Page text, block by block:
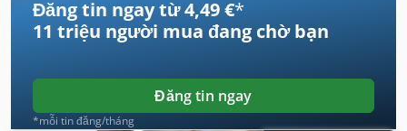
Đăng tin ngay từ 4,49 €*
11 triệu người mua đang chờ bạn
Đăng tin ngay
*mỗi tin đăng/tháng